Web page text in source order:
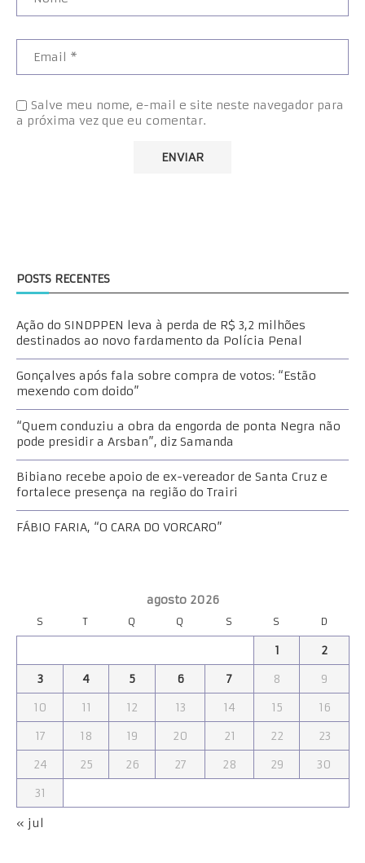
Salve meu nome, e-mail e site neste navegador para
a próxima vez que eu comentar.
POSTS RECENTES
Ação do SINDPPEN leva à perda de R$ 3,2 milhões
destinados ao novo fardamento da Polícia Penal
Gonçalves após fala sobre compra de votos: “Estão
mexendo com doido”
“Quem conduziu a obra da engorda de ponta Negra não
pode presidir a Arsban”, diz Samanda
Bibiano recebe apoio de ex-vereador de Santa Cruz e
fortalece presença na região do Trairi
FÁBIO FARIA, “O CARA DO VORCARO”
agosto 2026
S T Q Q S S D
1
2
3
4 5 6 7 8
9
10
11 12 13 14 15
16
17
18 19 20 21 22
23
24
25 26 27 28 29
30
31
« jul